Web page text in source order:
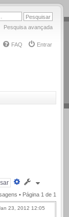
Pesquisa avançada
FAQ Entrar
Pesquisa
avançada
• Página 1 de 1
23, 2012 12:05